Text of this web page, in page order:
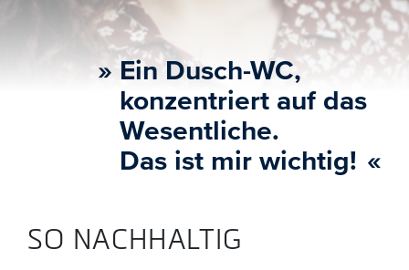
» Ein Dusch-WC,
konzentriert auf das
Wesentliche.
Das ist mir wichtig! «
SO NACHHALTIG